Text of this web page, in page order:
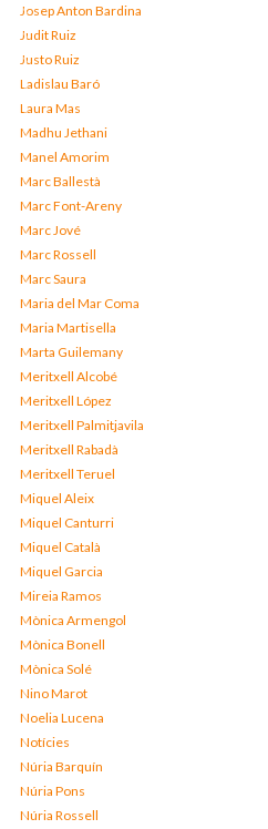
Josep Anton Bardina
Judit Ruiz
Justo Ruiz
Ladislau Baró
Laura Mas
Madhu Jethani
Manel Amorim
Marc Ballestà
Marc Font-Areny
Marc Jové
Marc Rossell
Marc Saura
Maria del Mar Coma
Maria Martisella
Marta Guilemany
Meritxell Alcobé
Meritxell López
Meritxell Palmitjavila
Meritxell Rabadà
Meritxell Teruel
Miquel Aleix
Miquel Canturri
Miquel Català
Miquel Garcia
Mireia Ramos
Mònica Armengol
Mònica Bonell
Mònica Solé
Nino Marot
Noelia Lucena
Notícies
Núria Barquín
Núria Pons
Núria Rossell